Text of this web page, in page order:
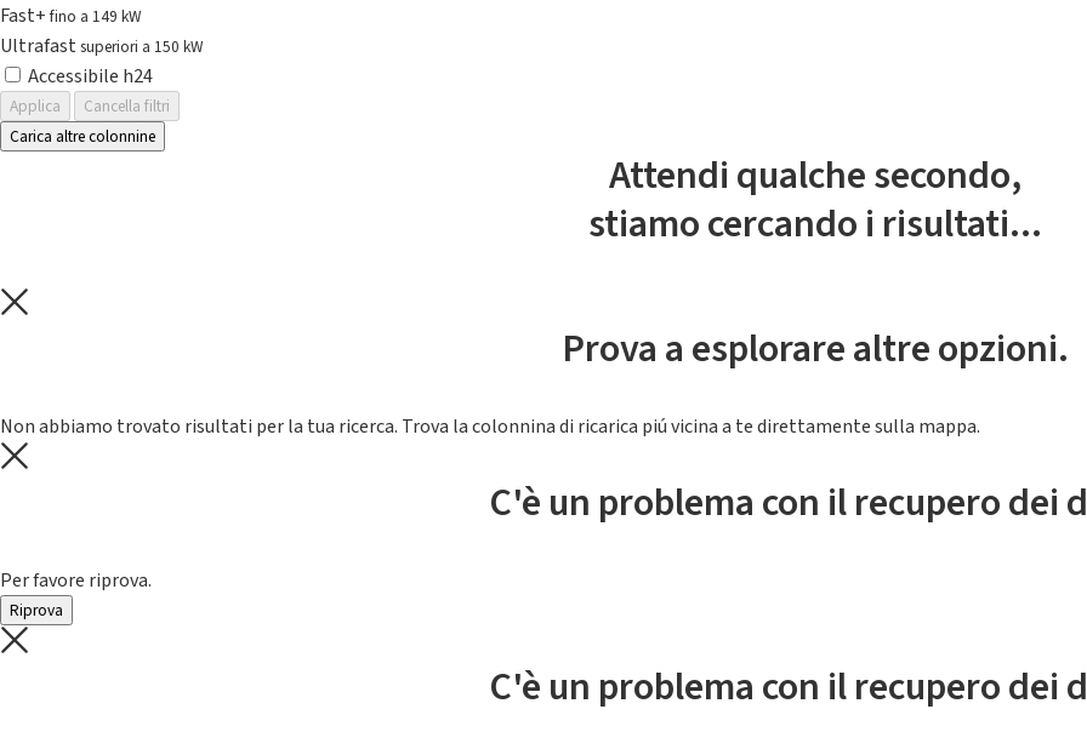
Fast+fino a 149 kW
Ultrafast superiori a 150 kW
Accessibile h24
Applica
Cancella filtri
Carica altre colonnine
Attendi qualche secondo,
stiamo cercando i risultati...
Prova a esplorare altre opzioni.
Non abbiamo trovato risultati per la tua ricerca. Trova la colonnina di ricarica piú vicina a te direttamente sulla mappa.
C'è un problema con il recupero dei
Per favore riprova.
Riprova
C'è un problema con il recupero dei